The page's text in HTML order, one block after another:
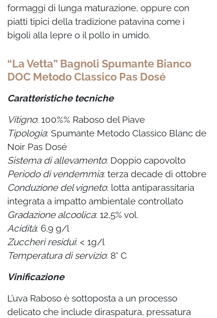
formaggi di lunga maturazione, oppure con
piatti tipici della tradizione patavina come i
bigoli alla lepre o il pollo in umido.
“La Vetta” Bagnoli Spumante Bianco
DOC Metodo Classico Pas Dosé
Caratteristiche tecniche
Vitigno: 100%% Raboso del Piave
Tipologia: Spumante Metodo Classico Blanc de
Noir Pas Dosé
Sistema di allevamento: Doppio capovolto
Periodo di vendemmia: terza decade di ottobre
Conduzione del vigneto: lotta antiparassitaria
integrata a impatto ambientale controllato
Gradazione alcoolica: 12,5% vol.
Acidità: 6,9 g/l
Zuccheri residui: < 1g/l
Temperatura di servizio: 8° C
Vinificazione
L’uva Raboso è sottoposta a un processo
delicato che include diraspatura, pressatura